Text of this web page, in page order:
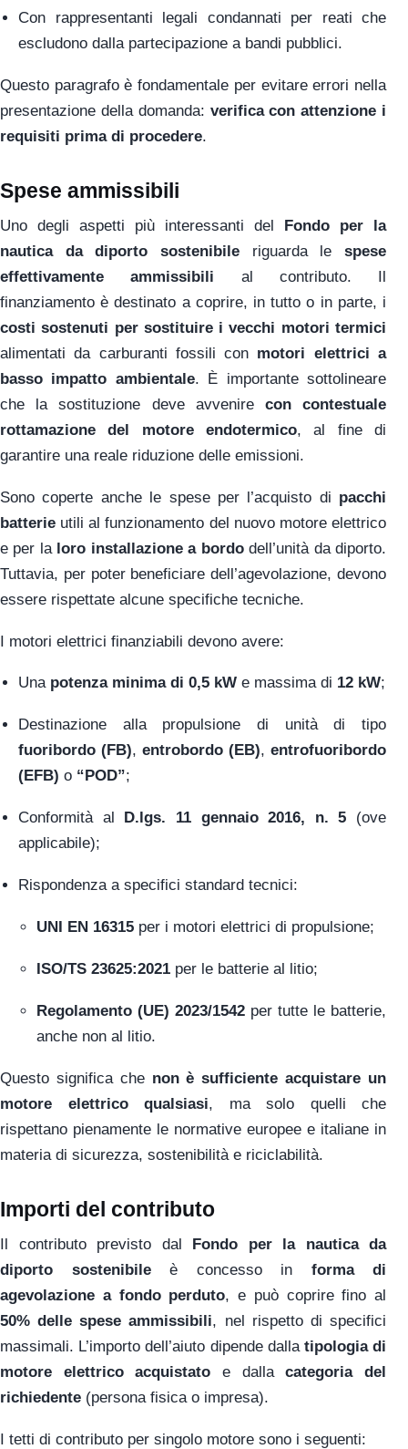
Con rappresentanti legali condannati per reati che
escludono dalla partecipazione a bandi pubblici.
Questo paragrafo è fondamentale per evitare errori nella
presentazione della domanda: verifica con attenzione i
requisiti prima di procedere.
Spese ammissibili
Uno degli aspetti più interessanti del Fondo per la
nautica da diporto sostenibile riguarda le spese
effettivamente ammissibili al contributo. Il
finanziamento è destinato a coprire, in tutto o in parte, i
costi sostenuti per sostituire i vecchi motori termici
alimentati da carburanti fossili con motori elettrici a
basso impatto ambientale. È importante sottolineare
che la sostituzione deve avvenire con contestuale
rottamazione del motore endotermico, al fine di
garantire una reale riduzione delle emissioni.
Sono coperte anche le spese per l’acquisto di pacchi
batterie utili al funzionamento del nuovo motore elettrico
e per la loro installazione a bordodell’unità da diporto.
Tuttavia, per poter beneficiare dell’agevolazione, devono
essere rispettate alcune specifiche tecniche.
I motori elettrici finanziabili devono avere:
Una potenza minima di 0,5 kW e massima di 12 kW;
Destinazione alla propulsione di unità di tipo
fuoribordo (FB), entrobordo (EB), entrofuoribordo
(EFB) o “POD”;
Conformità al D.lgs. 11 gennaio 2016, n. 5 (ove
applicabile);
Rispondenza a specifici standard tecnici:
UNI EN 16315 per i motori elettrici di propulsione;
ISO/TS 23625:2021 per le batterie al litio;
Regolamento (UE) 2023/1542 per tutte le batterie,
anche non al litio.
Questo significa che non è sufficiente acquistare un
motore elettrico qualsiasi, ma solo quelli che
rispettano pienamente le normative europee e italiane in
materia di sicurezza, sostenibilità e riciclabilità.
Importi del contributo
Il contributo previsto dal Fondo per la nautica da
diporto sostenibileè concesso in forma di
agevolazione a fondo perduto, e può coprire fino al
50% delle spese ammissibili, nel rispetto di specifici
massimali. L’importo dell’aiuto dipende dalla tipologia di
motore elettrico acquistato e dallacategoria del
richiedente (persona fisica o impresa).
I tetti di contributo per singolo motore sono i seguenti: